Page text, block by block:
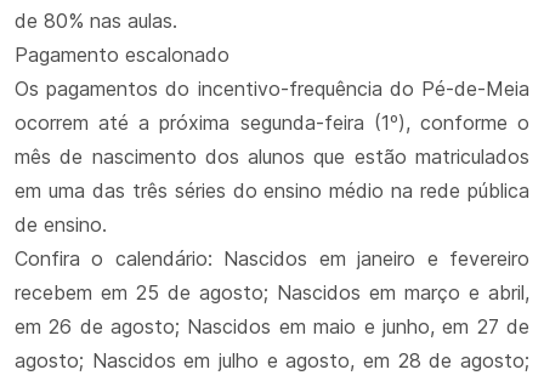
de 80% nas aulas.
Pagamento escalonado
Os pagamentos do incentivo-frequência do Pé-de-Meia
ocorrem até a próxima segunda-feira (1º), conforme o
mês de nascimento dos alunos que estão matriculados
em uma das três séries do ensino médio na rede pública
de ensino.
Confira o calendário: Nascidos em janeiro e fevereiro
recebem em 25 de agosto; Nascidos em março e abril,
em 26 de agosto; Nascidos em maio e junho, em 27 de
agosto; Nascidos em julho e agosto, em 28 de agosto;